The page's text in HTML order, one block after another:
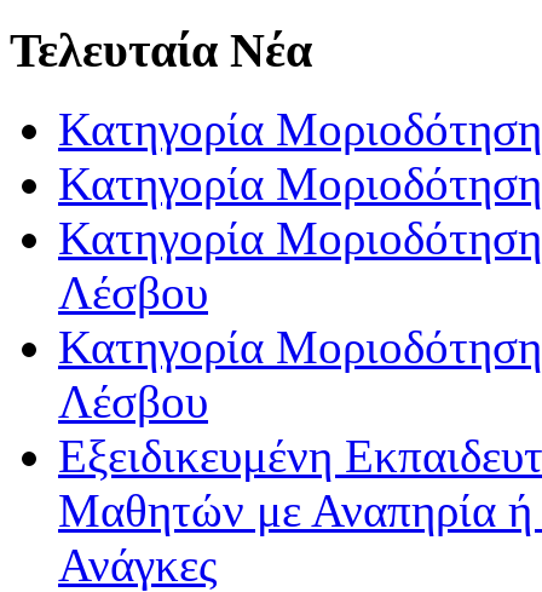
Τελευταία Νέα
Κατηγορία
Κατηγορία
Κατηγορία
Λέσβου
Κατηγορία
Λέσβου
Εξειδικευμένη
Μαθητών με Αναπηρία ή /
Ανάγκες